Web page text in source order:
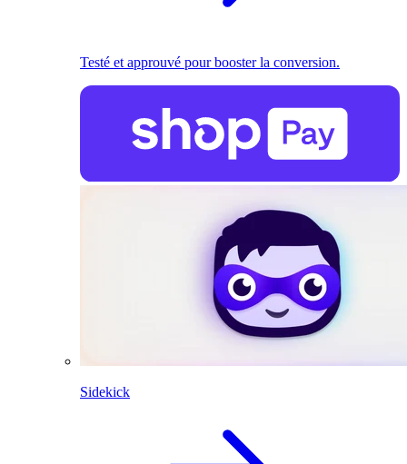
Testé et approuvé pour booster la conversion.
Sidekick